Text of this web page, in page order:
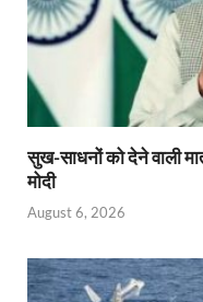
सुख-साधनों को देने वाली
मोदी
August 6, 2026